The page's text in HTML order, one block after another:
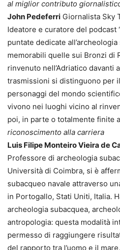
al miglior contributo
John Pedeferri Giornalista Sky
Ideatore e curatore del podcast
puntate dedicate
memorabili quelle sui Bronzi di
rinvenuto nell’Adriatico davanti
trasmissioni si distinguono per
personaggi del mondo
vivono nei luoghi vicino al
poi, in parte o totalmente finite
riconoscimento alla carriera
Luis Filipe Monteiro Vieira de
Professore di archeologia
Università di Coimbra, si è
subacqueo navale attraverso
in Portogallo, Stati Uniti, Italia.
archeologia subacquea,
antropologia: questa modalità
permesso di raggiungere
del rapporto tra l’uomo e il